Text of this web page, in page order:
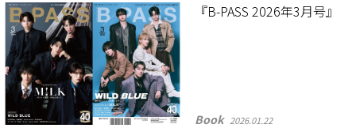
『B-PASS 2026年3月号』
Book 2026.01.22